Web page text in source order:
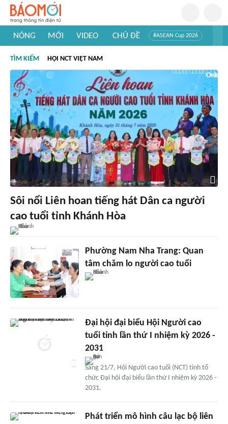
NÓNG MỚI VIDEO CHỦ ĐỀ #ASEAN Cup 2026
#Khám phá thế giới
TÌM KIẾM HỘI NCT VIỆT NAM
Sôi nổi Liên hoan tiếng hát Dân ca người
cao tuổi tỉnh Khánh Hòa
Phường Nam Nha Trang: Quan
tâm chăm lo người cao tuổi
Đại hội đại biểu Hội Người cao
tuổi tỉnh lần thứ I nhiệm kỳ 2026 -
2031
Sáng 21/7, Hội Người cao tuổi (NCT) tỉnh tổ
chức Đại hội đại biểu lần thứ I nhiệm kỳ 2026 -
2031.
Phát triển mô hình câu lạc bộ liên